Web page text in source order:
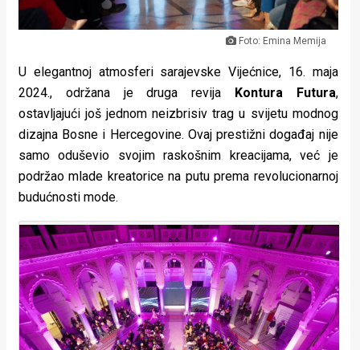
Za
Život
u
pokretu
Ideje
rade
Urban
Places
Aktivizam
Foto: Emina Memija
U elegantnoj atmosferi sarajevske Vijećnice, 16. maja
2024., održana je druga revija Kontura Futura,
ostavljajući još jednom neizbrisiv trag u svijetu modnog
dizajna Bosne i Hercegovine. Ovaj prestižni događaj nije
samo oduševio svojim raskošnim kreacijama, već je
podržao mlade kreatorice na putu prema revolucionarnoj
budućnosti mode.